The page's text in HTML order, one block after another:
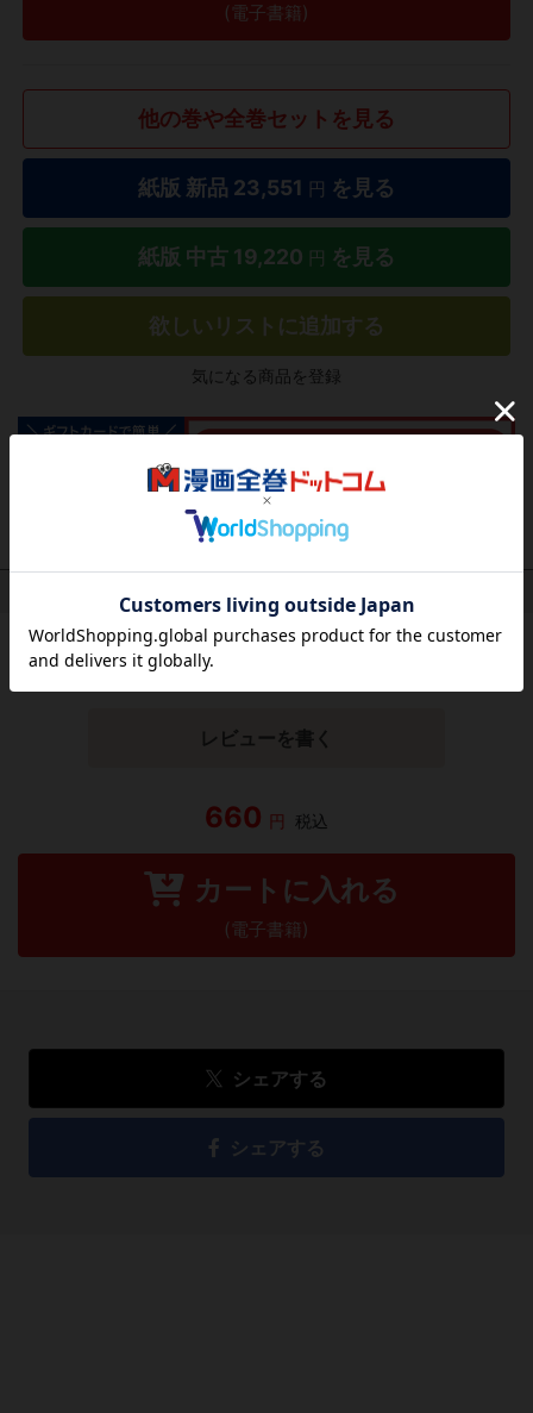
(電子書籍)
他の巻や全巻セットを見る
紙版 新品 23,551 円 を見る
紙版 中古 19,220 円 を見る
欲しいリストに追加する
気になる商品を登録
この作品にはまだレビューがありません。 今後読まれる
方のために感想を共有してもらえませんか？
レビューを書く
660 円 税込
カートに入れる
(電子書籍)
シェアする
シェアする